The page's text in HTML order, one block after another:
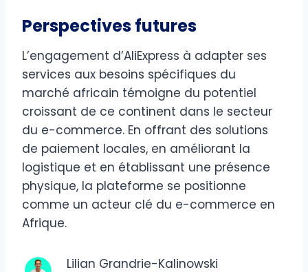
Perspectives futures
L’engagement d’AliExpress à adapter ses
services aux besoins spécifiques du
marché africain témoigne du potentiel
croissant de ce continent dans le secteur
du e-commerce. En offrant des solutions
de paiement locales, en améliorant la
logistique et en établissant une présence
physique, la plateforme se positionne
comme un acteur clé du e-commerce en
Afrique.​
Lilian Grandrie-Kalinowski